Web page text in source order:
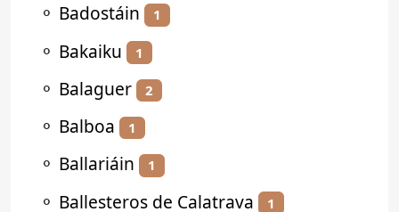
⚬ Badostáin 1
⚬ Bakaiku 1
⚬ Balaguer 2
⚬ Balboa 1
⚬ Ballariáin 1
⚬ Ballesteros de Calatrava 1